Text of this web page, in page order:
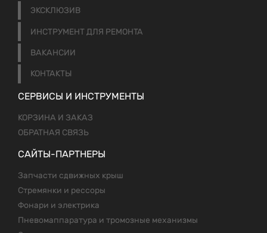
ЭКСКЛЮЗИВ
ИНСТРУМЕНТ ДЛЯ РЕМОНТА
ВАКАНСИИ
КОНТАКТЫ
СЕРВИСЫ И ИНСТРУМЕНТЫ
КОРЗИНА И ЗАКАЗ
ОБРАТНАЯ СВЯЗЬ
САЙТЫ-ПАРТНЕРЫ
Запчасти сдвижных крыш
Стремянки и рессоры
Фонари и электрика
Пневомаппаратура и тромозные механизмы